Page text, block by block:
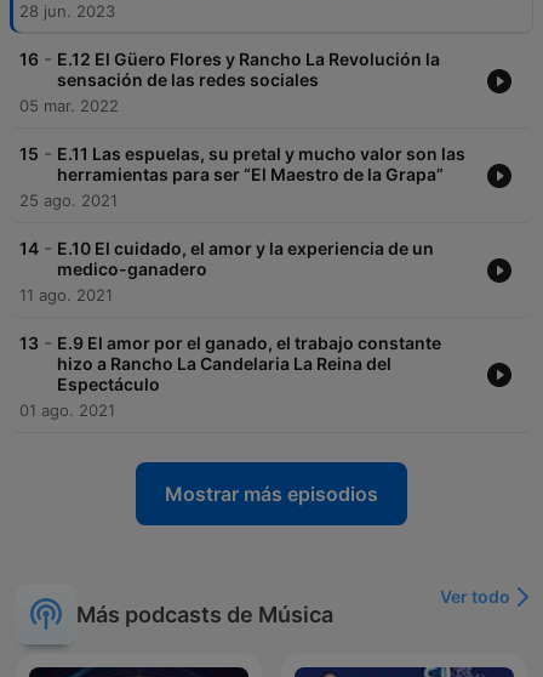
28 jun. 2023
16 - E.12 El Güero Flores y Rancho La Revolución la
sensación de las redes sociales
05 mar. 2022
15 - E.11 Las espuelas, su pretal y mucho valor son las
herramientas para ser “El Maestro de la Grapa”
25 ago. 2021
14 - E.10 El cuidado, el amor y la experiencia de un
medico-ganadero
11 ago. 2021
13 - E.9 El amor por el ganado, el trabajo constante
hizo a Rancho La Candelaria La Reina del
Espectáculo
01 ago. 2021
Mostrar más episodios
Más podcasts de Música
Ver todo